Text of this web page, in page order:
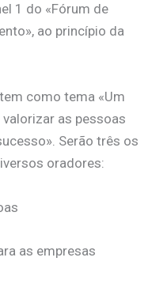
1 do «Fórum de
ao princípio da
como tema «Um
as pessoas
Serão três os
oradores:
as empresas